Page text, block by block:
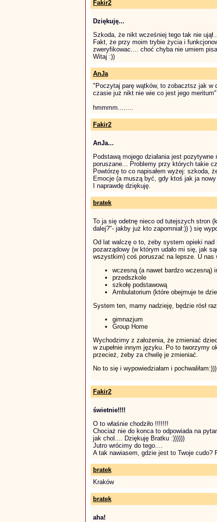
Fakir2
Dziękuję...
Szkoda, że nikt wcześniej tego tak nie
Fakt, że przy moim trybie życia i
zweryfikowac.... choć chyba nie umiem
Witaj :))
AnJa
"Poczytaj parę wątków, to zobacztsz jak w
czasie już nikt nie wie co jest jego meritum"
hmmmm........
Fakir2
AnJa...
Podstawą mojego działania jest
poruszane... Problemy przy których takie
Powtórzę to co napisałem wyżej: szkoda,
Emocje (a muszą być, gdy ktoś jak ja
I naprawdę dziękuję.
bratek
To ja się odetnę nieco od tutejszych stron
dalej?"- jakby już kto zapomniał:)) ) się
Od lat walczę o to, żeby system opieki nad
pozarządowy (w którym udało mi się, jak
wszystkim) coś poruszać na lepsze. U
wczesną (a nawet bardzo wczesną)
przedszkole
szkołę podstawową
Ambulatorium (które obejmuje te
System ten, mamy nadzieję, będzie rósł
gimnazjum
Group Home
Wychodzimy z założenia, że zmieniać
w zupełnie innym języku. Po to tworzymy
przecież, żeby za chwilę je zmieniać.
No to się i wypowiedziałam i pochwaliłam:)))
Fakir2
świetnie!!!!
O to właśnie chodziło !!!!!!!
Chociaż nie do konca to odpowiada na
jak chol.... Dziękuję Bratku :))))))
Jutro wrócimy do tego....
A tak nawiasem, gdzie jest to Twoje cudo?
bratek
Kraków
bratek
aha!